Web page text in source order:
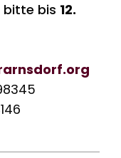
bitte bis 12.